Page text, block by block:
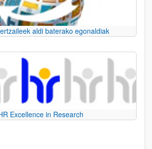
aldi baterako egonaldiak
Excellence in Research